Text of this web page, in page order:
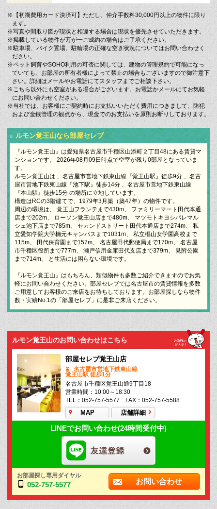
※【初期費用カード決済可】ただし、仲介手数料30,000円以上の物件に限り
ます。
※写真や間取り図が現状と相違する場合は現状を優先させていただきます。
※掲載している物件が万が一ご成約の場合はご了承ください。
※駐車場、バイク置場、駐輪場の正確な空き状況についてはお問い合わせく
ださい。
※ペット飼育やSOHO利用の可否に関しては、建物の管理規約で可能になっ
ていても、お部屋の所有者様によって禁止の場合もございますので御注意下
さい。詳細はメールやお電話にてスタッフまでご相談下さい。
※こちら以外にも空室がある場合がございます。お電話かメールにてお気軽
にお問い合わせください。
※当社では、お客様にご契約時にお支払いいただく費用につきまして、防犯
および金銭管理の観点から、現金でのお支払いを原則お断りしております。
ルモン覚王山なら部屋セレブ
『ルモン覚王山』は愛知県名古屋市千種区山添町２丁目48にある賃貸マ
ンションです。 2026年08月09日時点で空室が残り0部屋となっていま
す。
ルモン覚王山は 、名古屋市営地下鉄東山線『覚王山駅』徒歩9分 、名古
屋市営地下鉄東山線『池下駅』徒歩14分 、名古屋市営地下鉄東山線
『本山駅』徒歩15分 の場所に立地しています。
構造はRCの3階建てで、1979年3月築（築47年）の物件です。
周辺の環境は、 覚王山フランテまで430m、 ファミリーマート田代本通
店まで202m、 ローソン覚王山店まで480m、 マツモトキヨシパレマル
シェ池下店まで785m、 セカンドストリート田代本通店まで274m、 私
立愛知学院大学楠元キャンパスまで1031m、 私立椙山女学園高校まで
115m、 田代保育園まで157m、 名古屋田代郵便局まで170m、 名古屋
市千種区役所まで777m、 瀬戸信用金庫田代支店まで379m、 見附公園
まで714m、 と生活には困らない環境です。
『ルモン覚王山』はもちろん、類似物件も多数ご紹介できますのでお気
軽にお問い合わせください。部屋セレブでは名古屋市の賃貸情報を多数
ご用意してお客様のご来店をお待ちしております。お部屋探しなら物件
数・実績No.1の「部屋セレブ」に是非ご来店ください。
ルモン覚王山のお問い合わせはこちら
部屋セレブ覚王山店
名古屋市営地下鉄東山線
覚王山駅 徒歩1分
名古屋市千種区覚王山通9丁目18
営業時間：10:00～18:30
TEL：052-757-5577 FAX：052-757-5588
MAP 店舗詳細
LINEでお問い合わせ(24時間受付中)
お部屋探し専用ダイヤル
052-757-5577 お問い合わせ